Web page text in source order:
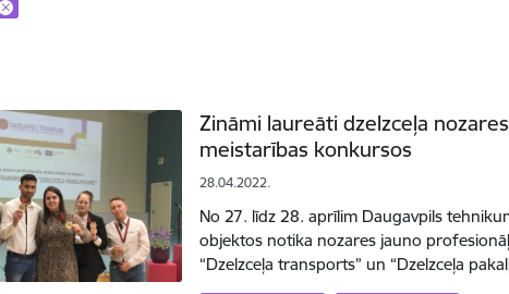
Zināmi laureāti dzelzceļa
meistarības konkursos
28.04.2022.
No 27. līdz 28. aprīlim Daugavpils
objektos notika nozares jauno
“Dzelzceļa transports” un “Dzelzceļa